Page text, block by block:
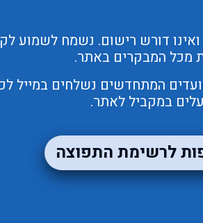
עברית
אותם שנים
דורש רישום. נשמח לשמוע
מכל המבקרים באתר.
המתחדשים נשלחים במייל
במקביל לאתר.
לרשימת התפוצה